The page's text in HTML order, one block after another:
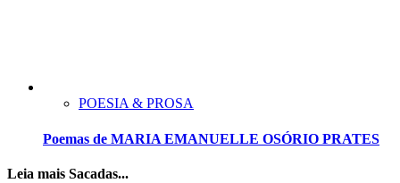
POESIA & PROSA
Poemas de MARIA EMANUELLE OSÓRIO PRATES
Leia mais Sacadas...